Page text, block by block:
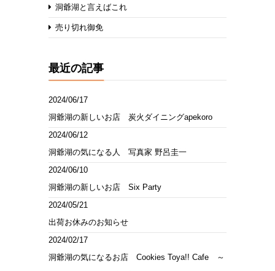
洞爺湖と言えばこれ
売り切れ御免
最近の記事
2024/06/17
洞爺湖の新しいお店 炭火ダイニングapekoro
2024/06/12
洞爺湖の気になる人 写真家 野呂圭一
2024/06/10
洞爺湖の新しいお店 Six Party
2024/05/21
出荷お休みのお知らせ
2024/02/17
洞爺湖の気になるお店 Cookies Toya!! Cafe ～